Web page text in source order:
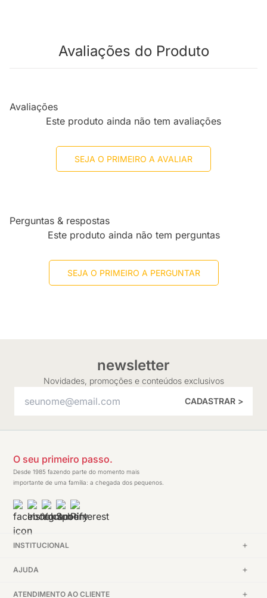
Avaliações do Produto
Avaliações
Este produto ainda não tem avaliações
SEJA O PRIMEIRO A AVALIAR
Perguntas & respostas
Este produto ainda não tem perguntas
SEJA O PRIMEIRO A PERGUNTAR
newsletter
Novidades, promoções e conteúdos exclusivos
CADASTRAR >
O seu primeiro passo.
Desde 1985 fazendo parte do momento mais
importante de uma família: a chegada dos pequenos.
INSTITUCIONAL
AJUDA
ATENDIMENTO AO CLIENTE